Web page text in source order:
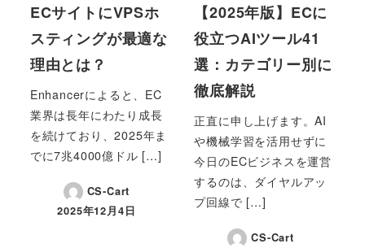
ECサイトにVPSホ
スティングが最適な
理由とは？
Enhancerによると、EC
業界は長年にわたり成長
を続けており、2025年ま
でに7兆4000億ドル […]
CS-Cart
投稿日
2025年12月4日
【2025年版】ECに
役立つAIツール41
選：カテゴリー別に
徹底解説
正直に申し上げます。AI
や機械学習を活用せずに
今日のECビジネスを運営
するのは、ダイヤルアッ
プ回線で […]
CS-Cart